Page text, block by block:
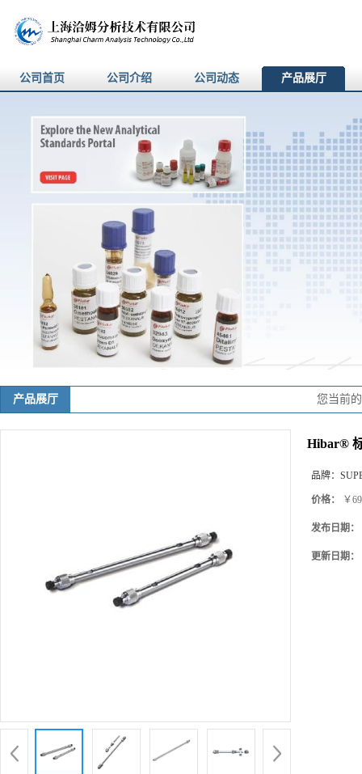
公司首页 公司介绍 公司动态 产品展厅
产品展厅 您当前
Hibar®
品牌：
价格： ￥
发布日期：
更新日期：